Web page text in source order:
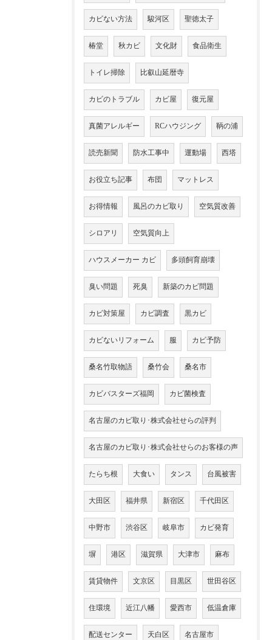
カビない方法 駿河区 聖徳太子
椿堂 秋カビ 文化財 食品衛生
トイレ掃除 比叡山延暦寺
カビのトラブル カビ屋 復元屋
真菌アレルギー RCハウジング 鞆の浦
読売新聞 防水工事中 運動場 西塔
お役立ち記事 布団 マットレス
お得情報 風呂のカビ取り 空気質改善
シロアリ 空気質向上
ハウスメーカー カビ 多頭飼育崩壊
臭い問題 死臭 新築のカビ問題
カビ対策屋 カビ調査 黒カビ
カビないリフォーム 服 カビ予防
桑名竹取物語 桑竹会 桑名市
カビバスターズ福岡 カビ菌検査
名古屋のカビ取り･株式会社せらの評判
名古屋のカビ取り･株式会社せらのお客様の声
たらち根 大食い タンス 台風被害
大田区 福井県 新宿区 千代田区
中野市 渋谷区 岐阜市 カビ発育
塀 港区 滋賀県 大津市 麻布
賃貸物件 文京区 目黒区 世田谷区
住環境 近江八幡 愛西市 低温倉庫
配送センター 天白区 名古屋市